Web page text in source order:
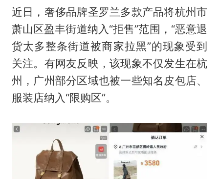
近日，奢侈品牌圣罗兰多款产品将杭州市
萧山区盈丰街道纳入“拒售”范围，“恶意退
货太多整条街道被商家拉黑”的现象受到
关注。有网友反映，该现象不仅发生在杭
州，广州部分区域也被一些知名皮包店、
服装店纳入“限购区”。